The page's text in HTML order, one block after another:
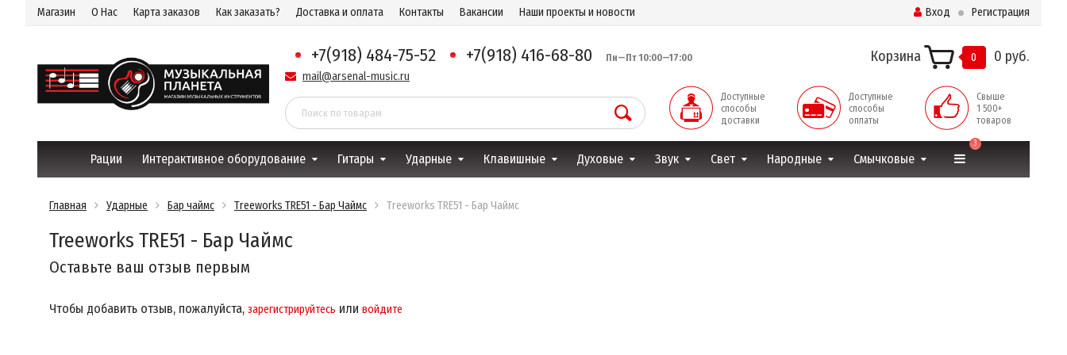
Магазин О Нас Карта заказов Как заказать? Доставка и оплата Контакты Вакансии Наши проекты и новости Вход Регистрация
+7(918) 484-75-52 +7(918) 416-68-80 Пн—Пт 10:00—17:00
mail@arsenal-music.ru
Корзина 0 0 руб.
Доступные
способы
доставки
Доступные
способы
оплаты
Свыше
1 500+
товаров
Рации Интерактивное оборудование Гитары Ударные Клавишные Духовые Звук Свет Народные Смычковые
3
Главная Ударные Бар чаймс Treeworks TRE51 - Бар Чаймс Treeworks TRE51 - Бар Чаймс
Treeworks TRE51 - Бар Чаймс
Оставьте ваш отзыв первым
Чтобы добавить отзыв, пожалуйста, зарегистрируйтесь или войдите